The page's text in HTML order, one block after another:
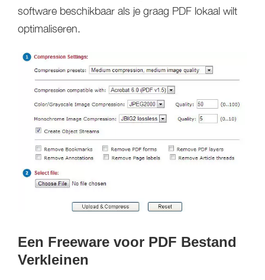
software beschikbaar als je graag PDF lokaal wilt
optimaliseren.
Een Freeware voor PDF Bestand
Verkleinen